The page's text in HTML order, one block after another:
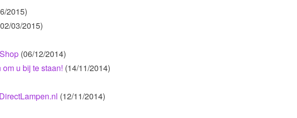
2015)
03/2015)
(06/12/2014)
u bij te staan! (14/11/2014)
(12/11/2014)